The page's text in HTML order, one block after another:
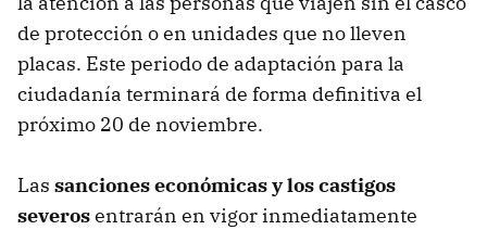
de protección o en unidades que no lleven
placas. Este periodo de adaptación para la
ciudadanía terminará de forma definitiva el
próximo 20 de noviembre.
Las sanciones económicas y los castigos
severosentrarán en vigor inmediatamente